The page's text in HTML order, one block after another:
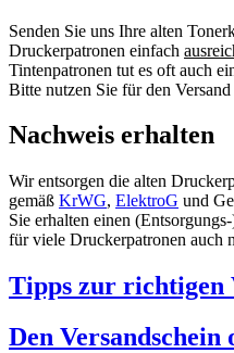
Senden Sie uns Ihre alten
Druckerpatronen einfach
Tintenpatronen tut es oft auch
Bitte nutzen Sie für den Versand
Nachweis erhalten
Wir entsorgen die alten
gemäß KrWG, ElektroG und
Sie erhalten einen
für viele Druckerpatronen auch
Tipps zur richtigen
Den Versandschein